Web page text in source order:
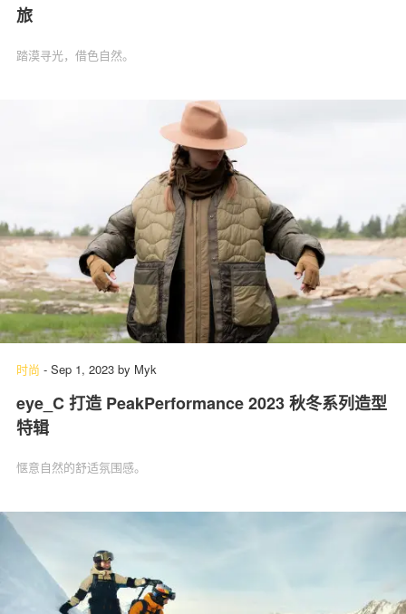
旅
踏漠寻光，借色自然。
时尚 - Sep 1, 2023 by Myk
eye_C 打造 PeakPerformance 2023 秋冬系列造型
特辑
惬意自然的舒适氛围感。